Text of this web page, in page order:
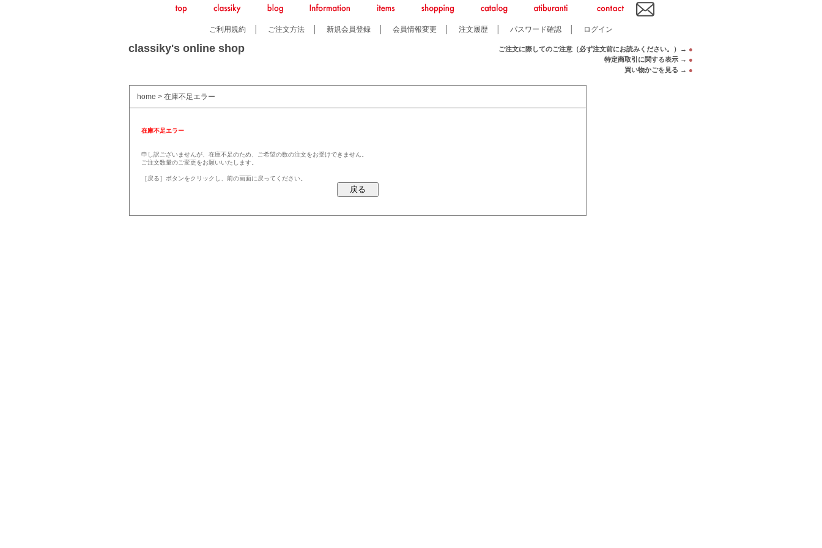
ご利用規約 ご注文方法 新規会員登録 会員情報変更 注文履歴 パスワード確認 ログイン
classiky's online shop ご注文に際してのご注意（必ず注文前にお読みください。）→ ●
特定商取引に関する表示 → ●
買い物かごを見る → ●
home > 在庫不足エラー
在庫不足エラー
申し訳ございませんが、在庫不足のため、ご希望の数の注文をお受けできません。
ご注文数量のご変更をお願いいたします。
［戻る］ボタンをクリックし、前の画面に戻ってください。